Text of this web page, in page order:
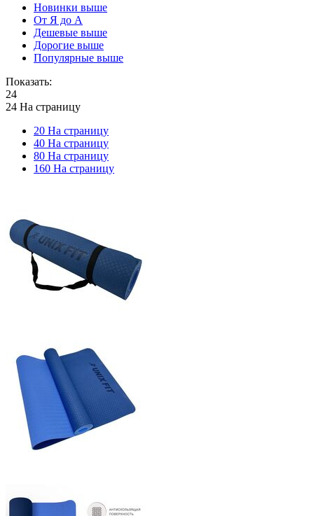
Новинки выше
От Я до А
Дешевые выше
Дорогие выше
Популярные выше
Показать:
24
24 На страницу
20 На страницу
40 На страницу
80 На страницу
160 На страницу